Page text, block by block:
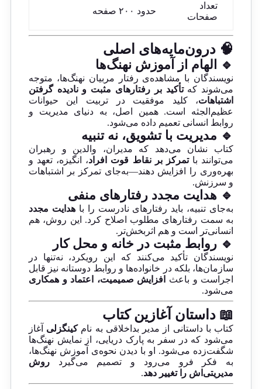
تعداد
صفحات
حدود ۲۰۰ صفحه
🧠 درون‌مایه‌های اصلی
🔹 الهام از آموزش نهنگ‌ها
نویسندگان با مشاهده‌ی رفتار مربیان نهنگ‌ها، متوجه
می‌شوند کهتأکید بر رفتارهای مثبت و نادیده گرفتن
اشتباهات، کلید موفقیت در تربیت این حیوانات
عظیم‌الجثه است. همین اصل، به دنیای مدیریت و
روابط انسانی تعمیم داده می‌شود.
🔹 مدیریت با تشویق، نه تنبیه
کتاب نشان می‌دهد که مدیران، والدین و رهبران
می‌توانند باتمرکز بر نقاط قوت افراد، انگیزه، تعهد و
بهره‌وری را افزایش دهند—به‌جای تمرکز بر اشتباهات
و سرزنش.
🔹 هدایت مجدد رفتارهای منفی
به‌جای تنبیه، باید رفتارهای نادرست را باهدایت مجدد
به سمت رفتارهای مطلوب اصلاح کرد. این روش، هم
انسانی‌تر است و هم اثربخش‌تر.
🔹 روابط مثبت در خانه و محل کار
نویسندگان تأکید می‌کنند که این رویکرد، نه‌تنها در
سازمان‌ها، بلکه در خانواده‌ها و روابط دوستانه نیز قابل
اجراست و باعث
افزایش صمیمیت، اعتماد و همکاری
می‌شود.
📖 داستان آغازین کتاب
کتاب با داستانی از مدیر بداخلاقی به نامکینگزلی آغاز
می‌شود که در سفر به پارک دریایی، از نمایش نهنگ‌ها
شگفت‌زده می‌شود. او با دیدن نحوه‌ی آموزش نهنگ‌ها،
به فکر فرو می‌رود و تصمیم می‌گیردروش
مدیریتی‌اش را تغییر دهد.